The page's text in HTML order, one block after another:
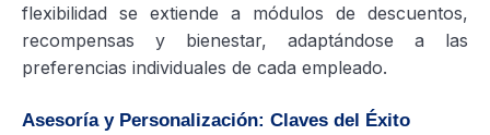
flexibilidad se extiende a módulos de descuentos,
recompensas y bienestar, adaptándose a las
preferencias individuales de cada empleado.
Asesoría y Personalización: Claves del Éxito